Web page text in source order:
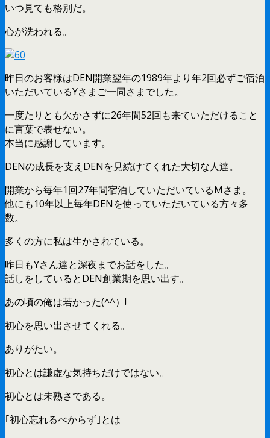
いつ見ても格別だ。
心が洗われる。
昨日のお客様はDEN開業翌年の1989年より年2回必ずご宿泊
いただいているYさまご一同さまでした。
一度たりとも欠かさずに26年間52回も来ていただけること
に言葉で表せない。
本当に感謝しています。
DENの成長を支えDENを見続けてくれた大切な人達。
開業から毎年1回27年間宿泊していただいているMさま。
他にも10年以上毎年DENを使っていただいている方々多
数。
多くの方に私は生かされている。
昨日もYさん達と深夜までお話をした。
話しをしているとDEN創業期を思い出す。
あの頃の俺は若かった(^^）!
初心を思い出させてくれる。
ありがたい。
初心とは謙虚な気持ちだけではない。
初心とは未熟さである。
｢初心忘れるべからず｣とは